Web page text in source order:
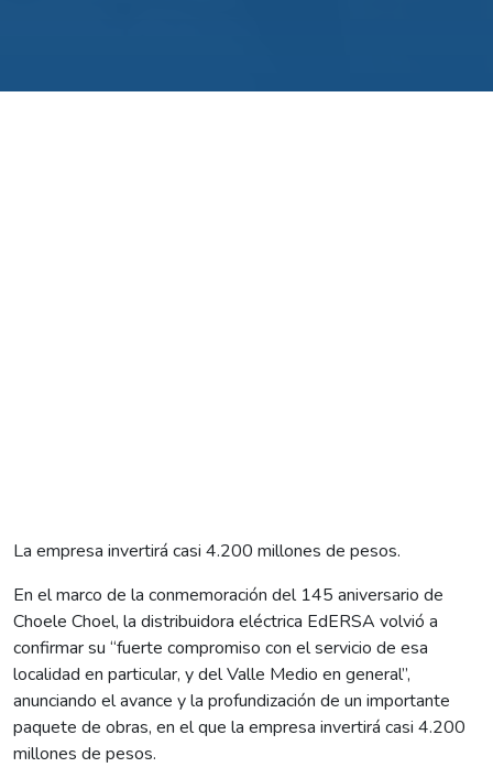
La empresa invertirá casi 4.200 millones de pesos.
En el marco de la conmemoración del 145 aniversario de
Choele Choel, la distribuidora eléctrica EdERSA volvió a
confirmar su “fuerte compromiso con el servicio de esa
localidad en particular, y del Valle Medio en general”,
anunciando el avance y la profundización de un importante
paquete de obras, en el que la empresa invertirá casi 4.200
millones de pesos.